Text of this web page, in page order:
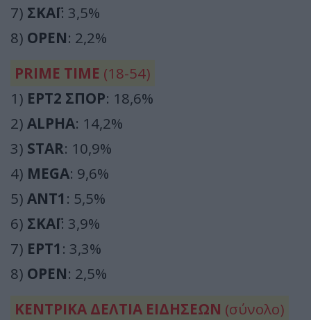
7) ΣΚΑΪ: 3,5%
8) OPEN: 2,2%
PRIME TIME (18-54)
1) ΕΡΤ2 ΣΠΟΡ: 18,6%
2) ALPHA: 14,2%
3) STAR: 10,9%
4) MEGA: 9,6%
5) ΑΝΤ1 : 5,5%
6) ΣΚΑΪ: 3,9%
7) ΕΡΤ1 : 3,3%
8) OPEN: 2,5%
ΚΕΝΤΡΙΚΑ ΔΕΛΤΙΑ ΕΙΔΗΣΕΩΝ (σύνολο)